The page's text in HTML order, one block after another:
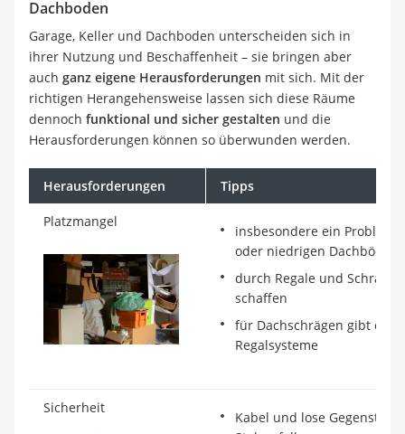
Dachboden
Garage, Keller und Dachboden unterscheiden sich in
ihrer Nutzung und Beschaffenheit – sie bringen aber
auch ganz eigene Herausforderungen mit sich. Mit der
richtigen Herangehensweise lassen sich diese Räume
dennoch funktional und sicher gestalten und die
Herausforderungen können so überwunden werden.
Herausforderungen Tipps
Platzmangel
insbesondere ein Problem
oder niedrigen Dachböden
durch Regale und
schaffen
für Dachschrägen gibt es
Regalsysteme
Sicherheit
Kabel und lose